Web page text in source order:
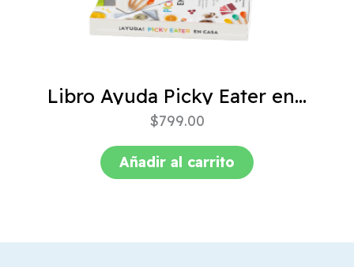
Libro Ayuda Picky Eater en casa
$799.00
Añadir al carrito